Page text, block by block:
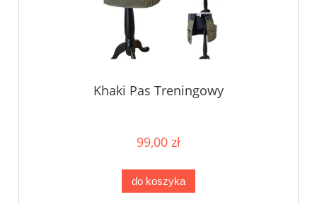
Khaki Pas Treningowy
99,00 zł
do koszyka